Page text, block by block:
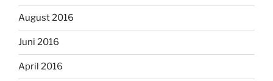
August 2016
Juni 2016
April 2016